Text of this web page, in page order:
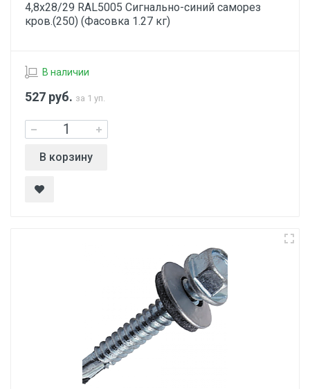
4,8х28/29 RAL5005 Сигнально-синий саморез
кров.(250) (Фасовка 1.27 кг)
В наличии
527 руб. за 1 уп.
В корзину